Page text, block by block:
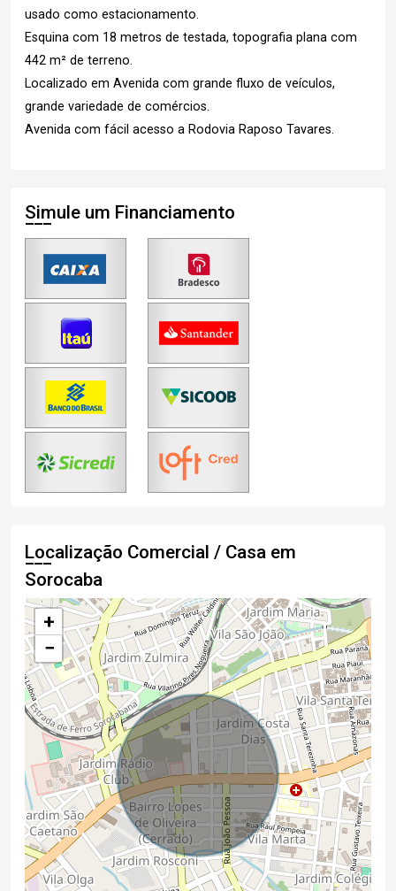
usado como estacionamento.
Esquina com 18 metros de testada, topografia plana com
442 m² de terreno.
Localizado em Avenida com grande fluxo de veículos,
grande variedade de comércios.
Avenida com fácil acesso a Rodovia Raposo Tavares.
Simule um Financiamento
Localização Comercial / Casa em
Sorocaba
+
−